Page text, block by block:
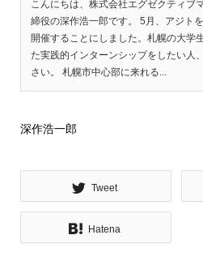
こんにちは、株式会社エグゼクティブ
締役の深作浩一郎です。 5月、アジト
開催することにしました。札幌の大学
た実践的インターンシップをしたい人
さい。 札幌市中心部に来れる...
深作浩一郎
Tweet
Hatena